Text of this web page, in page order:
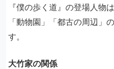
『僕の歩く道』の登場人物
「動物園」「都古の周辺」
す。
大竹家の関係